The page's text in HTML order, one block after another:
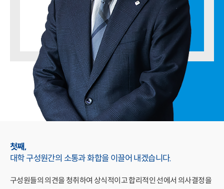
첫째,
대학 구성원간의 소통과 화합을이끌어 내겠습니다.
구성원들의 의견을 청취하여 상식적이고 합리적인 선에서 의사결정을